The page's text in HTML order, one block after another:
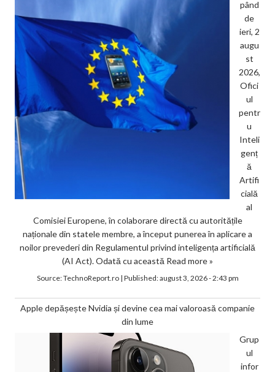
pând
de
ieri, 2
augu
st
2026,
Ofici
ul
pentr
u
Inteli
genț
ă
Artifi
cială
al
Comisiei Europene, în colaborare directă cu autoritățile
naționale din statele membre, a început punerea în aplicare a
noilor prevederi din Regulamentul privind inteligența artificială
(AI Act). Odată cu această Read more »
Source:TechnoReport.ro| Published:august 3, 2026 - 2:43 pm
Apple depășește Nvidia și devine cea mai valoroasă companie
din lume
Grup
ul
infor